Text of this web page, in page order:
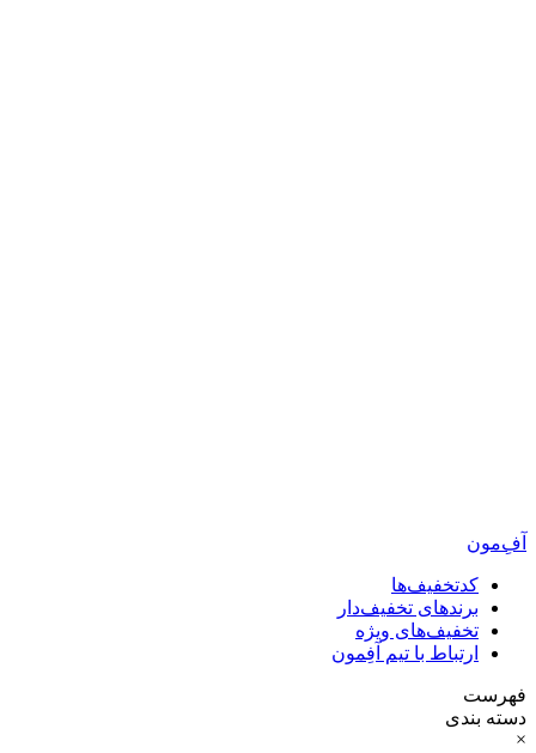
آفِ‌مون
کدتخفیف‌ها
برندهای تخفیف‌دار
تخفیف‌های ویژه
ارتباط با تیم آفِمون
فهرست
دسته بندی
×